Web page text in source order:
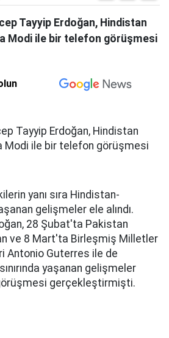
Tayyip Erdoğan, Hindistan
Modi ile bir telefon görüşmesi
Tayyip Erdoğan, Hindistan
Modi ile bir telefon görüşmesi
yanı sıra Hindistan-
gelişmeler ele alındı.
28 Şubat'ta Pakistan
ve 8 Mart'ta Birleşmiş Milletler
Antonio Guterres ile de
yaşanan gelişmeler
gerçekleştirmişti.